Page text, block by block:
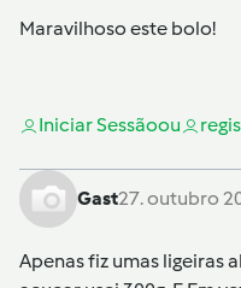
Maravilhoso este bolo!
Iniciar Sessãoou
Gast27. outubro
Apenas fiz umas ligeiras